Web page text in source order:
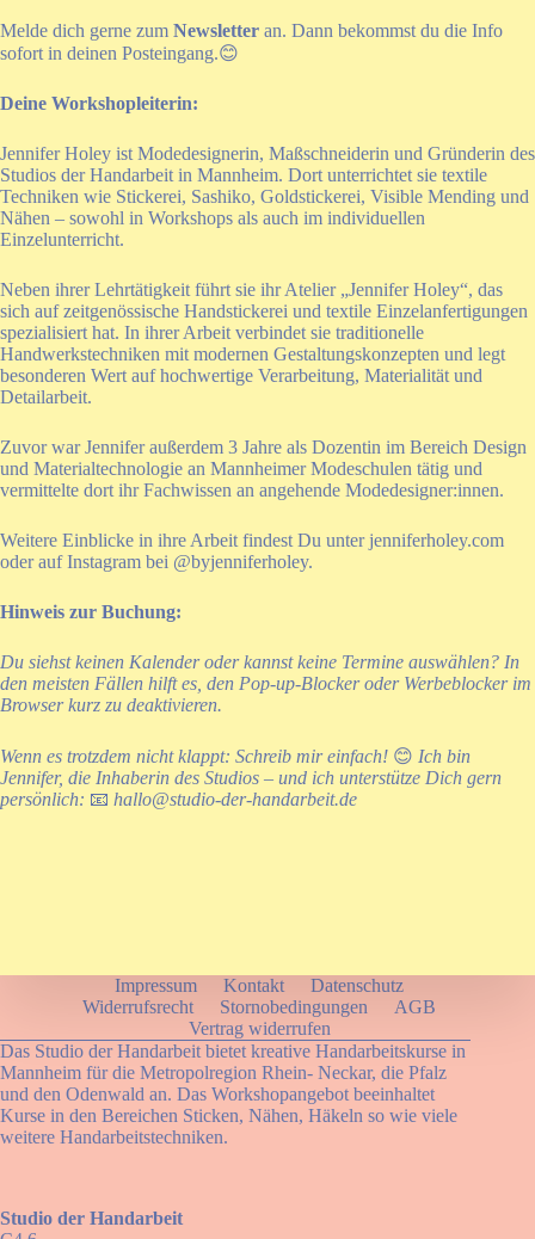
Melde dich gerne zum Newsletter an. Dann bekommst du die Info
sofort in deinen Posteingang.😊
Deine Workshopleiterin:
Jennifer Holey ist Modedesignerin, Maßschneiderin und Gründerin des
Studios der Handarbeit in Mannheim. Dort unterrichtet sie textile
Techniken wie Stickerei, Sashiko, Goldstickerei, Visible Mending und
Nähen – sowohl in Workshops als auch im individuellen
Einzelunterricht.
Neben ihrer Lehrtätigkeit führt sie ihr Atelier „Jennifer Holey“, das
sich auf zeitgenössische Handstickerei und textile Einzelanfertigungen
spezialisiert hat. In ihrer Arbeit verbindet sie traditionelle
Handwerkstechniken mit modernen Gestaltungskonzepten und legt
besonderen Wert auf hochwertige Verarbeitung, Materialität und
Detailarbeit.
Zuvor war Jennifer außerdem 3 Jahre als Dozentin im Bereich Design
und Materialtechnologie an Mannheimer Modeschulen tätig und
vermittelte dort ihr Fachwissen an angehende Modedesigner:innen.
Weitere Einblicke in ihre Arbeit findest Du unterjenniferholey.com
oder auf Instagram bei @byjenniferholey.
Hinweis zur Buchung:
Du siehst keinen Kalender oder kannst keine Termine auswählen? In
den meisten Fällen hilft es, den Pop-up-Blocker oder Werbeblocker im
Browser kurz zu deaktivieren.
Wenn es trotzdem nicht klappt: Schreib mir einfach! 😊 Ich bin
Jennifer, die Inhaberin des Studios – und ich unterstütze Dich gern
persönlich: 📧 hallo@studio-der-handarbeit.de
Impressum Kontakt
Datenschutz
Widerrufsrecht
Stornobedingungen
AGB
Vertrag widerrufen
Das Studio der Handarbeit bietet kreative Handarbeitskurse in
Mannheim für die Metropolregion Rhein- Neckar, die Pfalz
und den Odenwald an. Das Workshopangebot beeinhaltet
Kurse in den Bereichen Sticken, Nähen, Häkeln so wie viele
weitere Handarbeitstechniken.
Studio der Handarbeit